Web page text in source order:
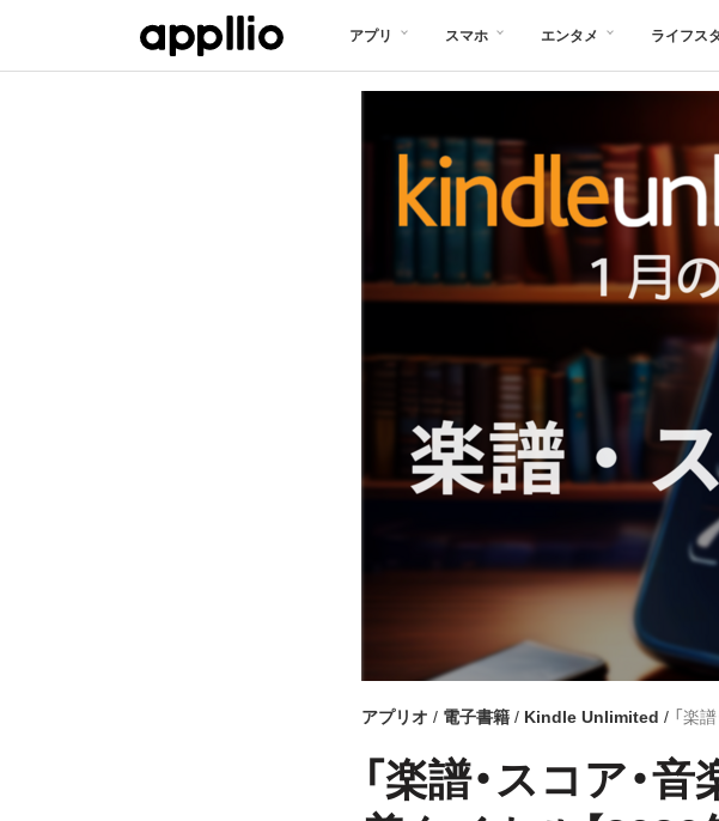
アプリ スマホ エンタメ ライフス
アプリオ 電子書籍 Kindle Unlimited 「楽
「楽譜・スコア・